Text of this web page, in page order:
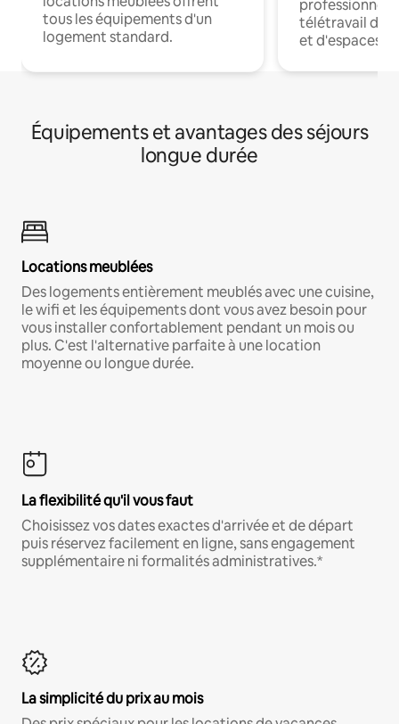
tous les équipements d'un
logement standard.
professionnels
télétravail
et d'espaces
Équipements et avantages des séjours
longue durée
Locations meublées
Des logements entièrement meublés avec une cuisine,
le wifi et les équipements dont vous avez besoin pour
vous installer confortablement pendant un mois ou
plus. C'est l'alternative parfaite à une location
moyenne ou longue durée.
La flexibilité qu'il vous faut
Choisissez vos dates exactes d'arrivée et de départ
puis réservez facilement en ligne, sans engagement
supplémentaire ni formalités administratives.*
La simplicité du prix au mois